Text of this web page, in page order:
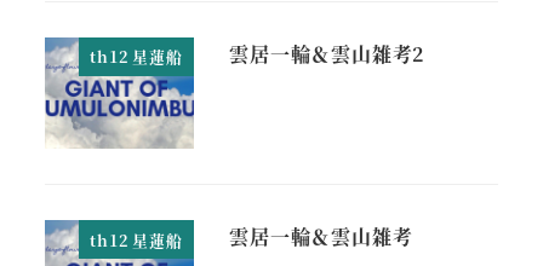
th12 星蓮船 雲居一輪＆雲山雑考2
th12 星蓮船 雲居一輪＆雲山雑考